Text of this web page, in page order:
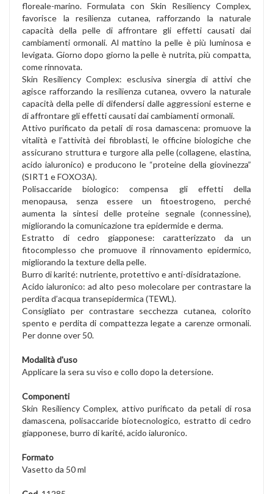
floreale-marino. Formulata con Skin Resiliency Complex,
favorisce la resilienza cutanea, rafforzando la naturale
capacità della pelle di affrontare gli effetti causati dai
cambiamenti ormonali. Al mattino la pelle è più luminosa e
levigata. Giorno dopo giorno la pelle è nutrita, più compatta,
come rinnovata.
Skin Resiliency Complex: esclusiva sinergia di attivi che
agisce rafforzando la resilienza cutanea, ovvero la naturale
capacità della pelle di difendersi dalle aggressioni esterne e
di affrontare gli effetti causati dai cambiamenti ormonali.
Attivo purificato da petali di rosa damascena: promuove la
vitalità e l’attività dei fibroblasti, le officine biologiche che
assicurano struttura e turgore alla pelle (collagene, elastina,
acido ialuronico) e producono le “proteine della giovinezza”
(SIRT1 e FOXO3A).
Polisaccaride biologico: compensa gli effetti della
menopausa, senza essere un fitoestrogeno, perché
aumenta la sintesi delle proteine segnale (connessine),
migliorando la comunicazione tra epidermide e derma.
Estratto di cedro giapponese: caratterizzato da un
fitocomplesso che promuove il rinnovamento epidermico,
migliorando la texture della pelle.
Burro di karité: nutriente, protettivo e anti-disidratazione.
Acido ialuronico: ad alto peso molecolare per contrastare la
perdita d’acqua transepidermica (TEWL).
Consigliato per contrastare secchezza cutanea, colorito
spento e perdita di compattezza legate a carenze ormonali.
Per donne over 50.
Modalità d'uso
Applicare la sera su viso e collo dopo la detersione.
Componenti
Skin Resiliency Complex, attivo purificato da petali di rosa
damascena, polisaccaride biotecnologico, estratto di cedro
giapponese, burro di karité, acido ialuronico.
Formato
Vasetto da 50 ml